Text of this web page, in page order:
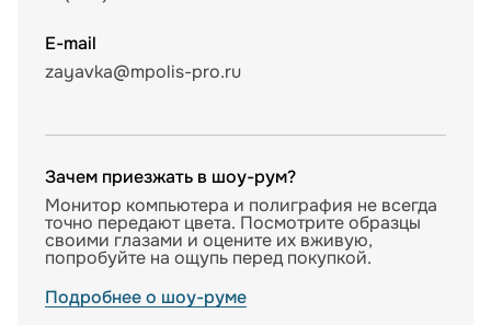
E-mail
zayavka@mpolis-pro.ru
Зачем приезжать в шоу-рум?
Монитор компьютера и полиграфия не всегда
точно передают цвета. Посмотрите образцы
своими глазами и оцените их вживую,
попробуйте на ощупь перед покупкой.
Подробнее о шоу-руме